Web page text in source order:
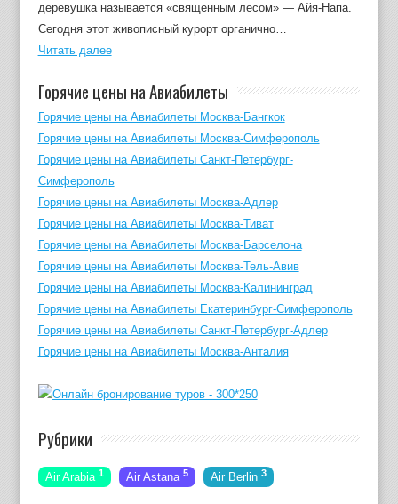
деревушка называется «священным лесом» — Айя-Напа.
Сегодня этот живописный курорт органично…
Читать далее
Горячие цены на Авиабилеты
Горячие цены на Авиабилеты Москва-Бангкок
Горячие цены на Авиабилеты Москва-Симферополь
Горячие цены на Авиабилеты Санкт-Петербург-
Симферополь
Горячие цены на Авиабилеты Москва-Адлер
Горячие цены на Авиабилеты Москва-Тиват
Горячие цены на Авиабилеты Москва-Барселона
Горячие цены на Авиабилеты Москва-Тель-Авив
Горячие цены на Авиабилеты Москва-Калининград
Горячие цены на Авиабилеты Екатеринбург-Симферополь
Горячие цены на Авиабилеты Санкт-Петербург-Адлер
Горячие цены на Авиабилеты Москва-Анталия
Рубрики
Air Arabia 1 Air Astana 5 Air Berlin 3